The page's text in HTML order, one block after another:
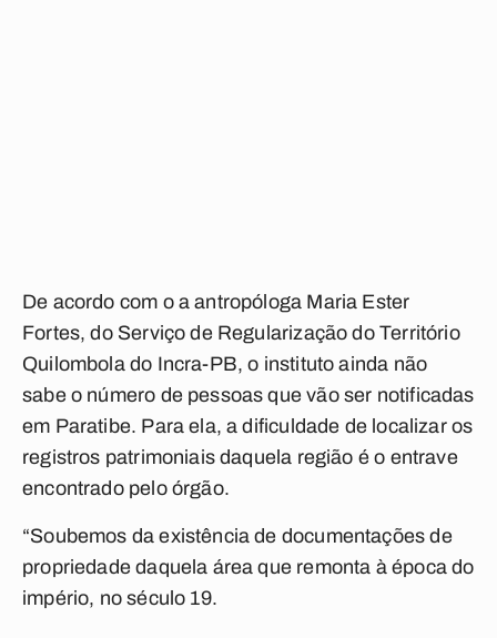
De acordo com o a antropóloga Maria Ester
Fortes, do Serviço de Regularização do Território
Quilombola do Incra-PB, o instituto ainda não
sabe o número de pessoas que vão ser notificadas
em Paratibe. Para ela, a dificuldade de localizar os
registros patrimoniais daquela região é o entrave
encontrado pelo órgão.
“Soubemos da existência de documentações de
propriedade daquela área que remonta à época do
império, no século 19.